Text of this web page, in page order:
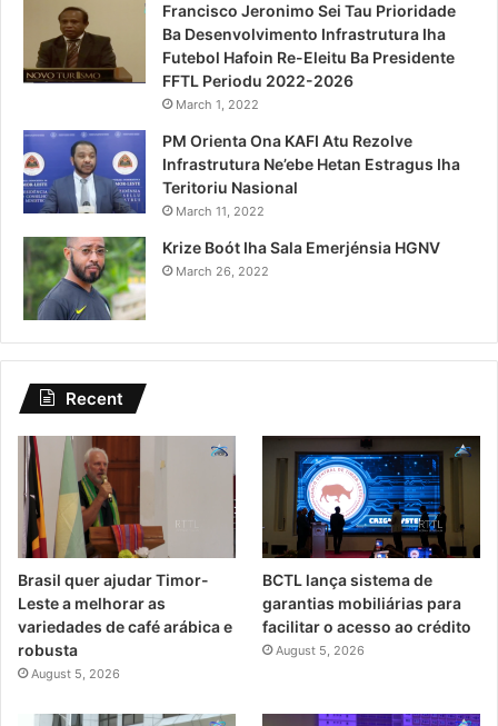
Francisco Jeronimo Sei Tau Prioridade
Ba Desenvolvimento Infrastrutura Iha
Futebol Hafoin Re-Eleitu Ba Presidente
FFTL Periodu 2022-2026
March 1, 2022
PM Orienta Ona KAFI Atu Rezolve
Infrastrutura Ne’ebe Hetan Estragus Iha
Teritoriu Nasional
March 11, 2022
Krize Boót Iha Sala Emerjénsia HGNV
March 26, 2022
Recent
Brasil quer ajudar Timor-
Leste a melhorar as
variedades de café arábica e
robusta
August 5, 2026
BCTL lança sistema de
garantias mobiliárias para
facilitar o acesso ao crédito
August 5, 2026